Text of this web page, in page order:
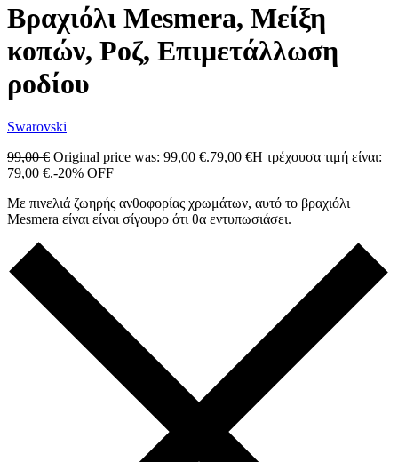
Βραχιόλι Mesmera, Μείξη
κοπών, Ροζ, Επιμετάλλωση
ροδίου
Swarovski
99,00€ Original price was: 99,00 €.79,00 €Η τρέχουσα τιμή είναι:
79,00 €.-20% OFF
Με πινελιά ζωηρής ανθοφορίας χρωμάτων, αυτό το βραχιόλι
Mesmera είναι είναι σίγουρο ότι θα εντυπωσιάσει.